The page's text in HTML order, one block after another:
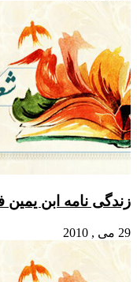
زندگی نامه ابن یمین
29 می , 2010